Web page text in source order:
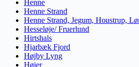
Henne
Henne Strand
Henne Strand, Jegum, Houstrup,
Hesseløje/ Fruerlund
Hirtshals
Hjarbæk Fjord
Højby Lyng
Højer